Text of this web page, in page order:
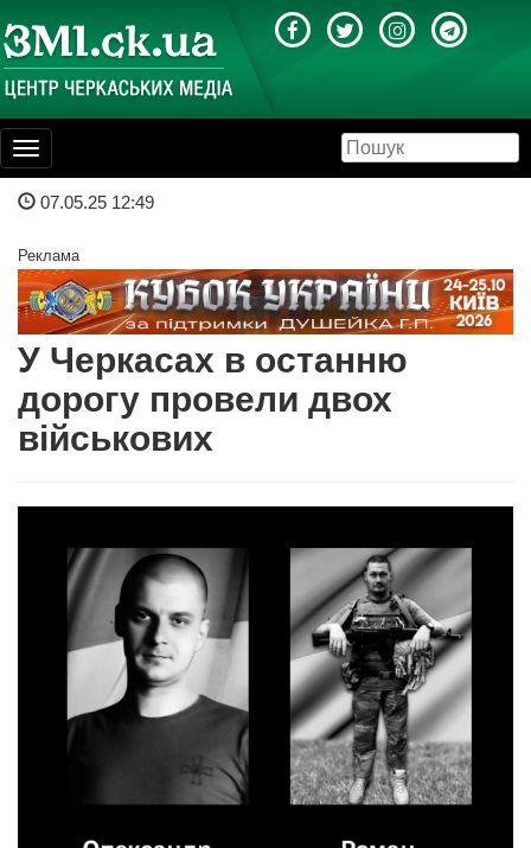
Toggle
navigation
07.05.25 12:49
Реклама
У Черкасах в останню
дорогу провели двох
військових